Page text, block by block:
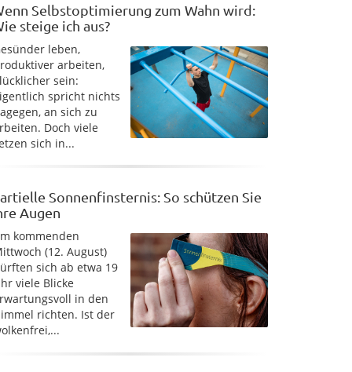
Selbstoptimierung zum Wahn wird:
steige ich aus?
leben,
arbeiten,
sein:
spricht nichts
an sich zu
Doch viele
sich in...
Sonnenfinsternis: So schützen Sie
Augen
kommenden
(12. August)
sich ab etwa 19
viele Blicke
in den
richten. Ist der